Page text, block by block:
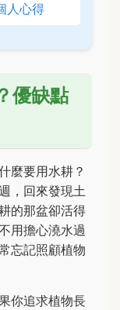
人心得
優缺點
麼要用水耕？
，回來發現土
的那盆卻活得
用擔心澆水過
忘記照顧植物
你追求植物長